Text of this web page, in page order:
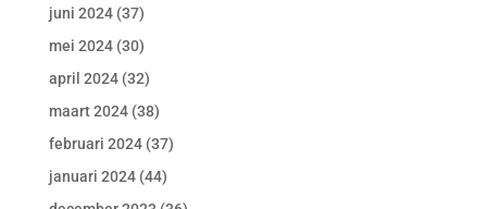
juni 2024(37)
mei 2024(30)
april 2024(32)
maart 2024(38)
februari 2024(37)
januari 2024(44)